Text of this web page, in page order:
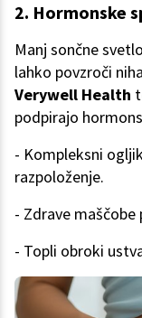
2. Hormonske
Manj sončne
lahko povzroči
Verywell Health
podpirajo
- Kompleksni
razpoloženje.
- Zdrave
- Topli obroki